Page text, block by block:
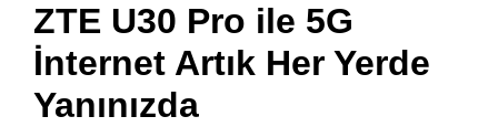
ZTE U30 Pro ile 5G
İnternet Artık Her Yerde
Yanınızda